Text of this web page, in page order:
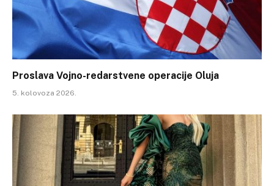
Proslava Vojno-redarstvene operacije Oluja
5. kolovoza 2026.